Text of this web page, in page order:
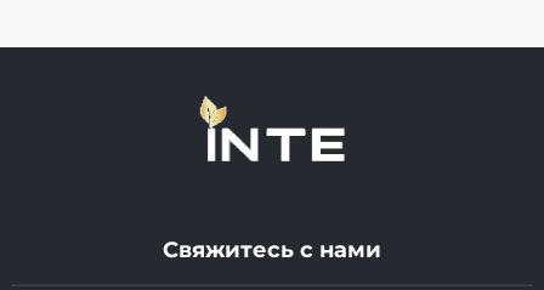
Свяжитесь с нами